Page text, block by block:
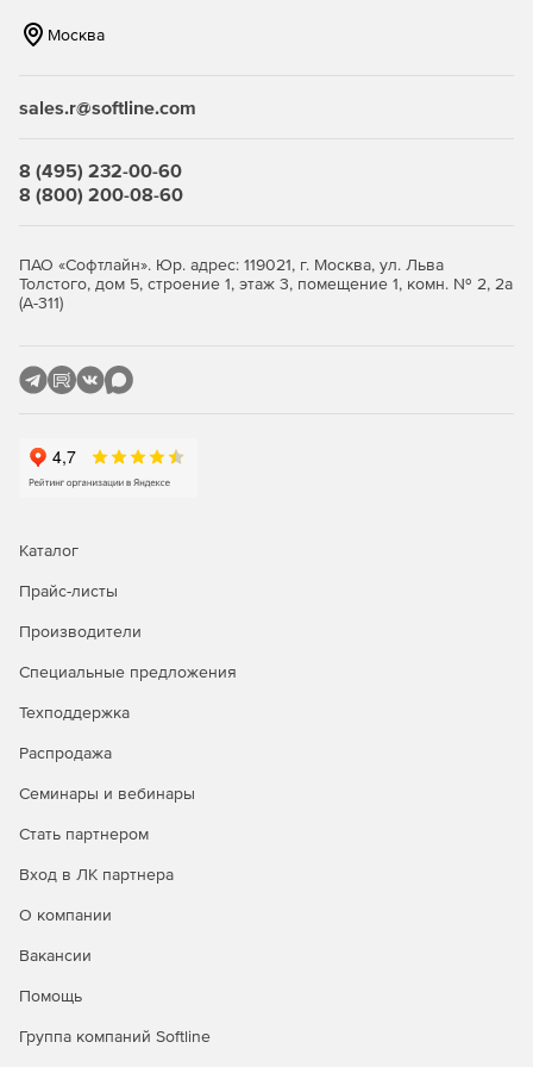
Манипуляция, графические и пакетные функции.
Москва
sales.r@softline.com
8 (495) 232-00-60
8 (800) 200-08-60
ПАО «Софтлайн». Юр. адрес: 119021, г. Москва, ул. Льва
Толстого, дом 5, строение 1, этаж 3, помещение 1, комн. № 2, 2а
(А-311)
Каталог
Прайс-листы
Производители
Специальные предложения
Техподдержка
Распродажа
Семинары и вебинары
Стать партнером
Вход в ЛК партнера
О компании
Вакансии
Помощь
Группа компаний Softline